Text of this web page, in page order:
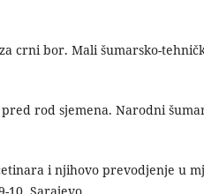
crni bor. Mali šumarsko-
rod sjemena. Narodni
i njihovo prevodjenje u